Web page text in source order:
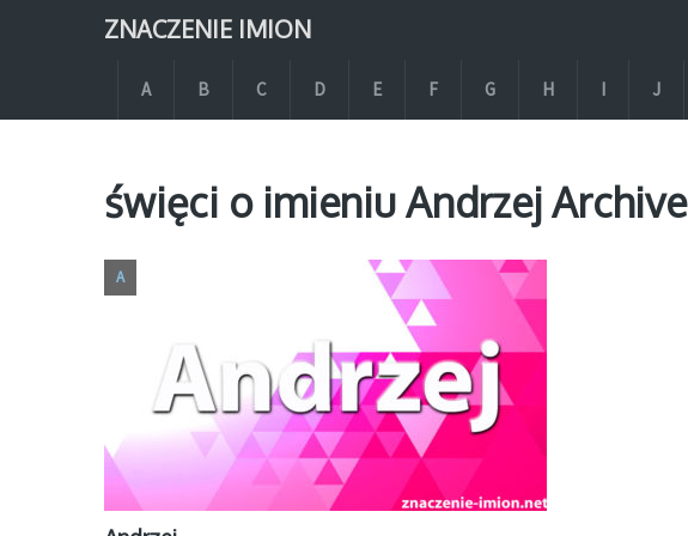
ZNACZENIE IMION
A B C D E F G H I J
święci o imieniu Andrzej Archive
A